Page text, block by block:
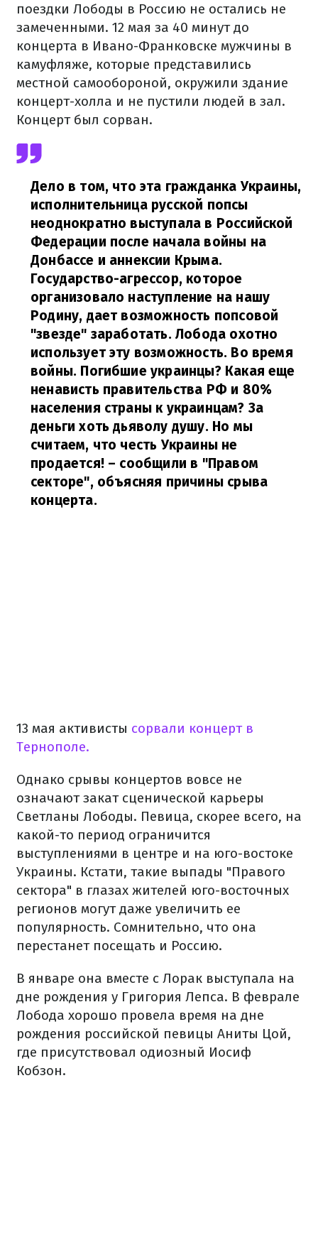
поездки Лободы в Россию не остались не
замеченными. 12 мая за 40 минут до
концерта в Ивано-Франковске мужчины в
камуфляже, которые представились
местной самообороной, окружили здание
концерт-холла и не пустили людей в зал.
Концерт был сорван.
Дело в том, что эта гражданка Украины,
исполнительница русской попсы
неоднократно выступала в Российской
Федерации после начала войны на
Донбассе и аннексии Крыма.
Государство-агрессор, которое
организовало наступление на нашу
Родину, дает возможность попсовой
"звезде" заработать. Лобода охотно
использует эту возможность. Во время
войны. Погибшие украинцы? Какая еще
ненависть правительства РФ и 80%
населения страны к украинцам? За
деньги хоть дьяволу душу. Но мы
считаем, что честь Украины не
продается!– сообщили в "Правом
секторе", объясняя причины срыва
концерта.
13 мая активисты сорвали концерт в
Тернополе.
Однако срывы концертов вовсе не
означают закат сценической карьеры
Светланы Лободы. Певица, скорее всего, на
какой-то период ограничится
выступлениями в центре и на юго-востоке
Украины. Кстати, такие выпады "Правого
сектора" в глазах жителей юго-восточных
регионов могут даже увеличить ее
популярность. Сомнительно, что она
перестанет посещать и Россию.
В январе она вместе с Лорак выступала на
дне рождения у Григория Лепса. В феврале
Лобода хорошо провела время на дне
рождения российской певицы Аниты Цой,
где присутствовал одиозный Иосиф
Кобзон.